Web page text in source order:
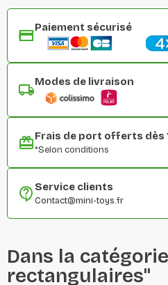
Paiement sécurisé
Modes de livraison
Frais de port offerts dès
*Selon conditions
Service clients
Contact@mini-toys.fr
Dans la
rectangulaires"